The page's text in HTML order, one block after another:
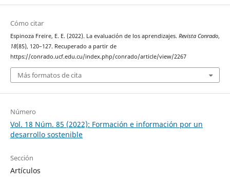
Cómo citar
Espinoza Freire, E. E. (2022). La evaluación de los aprendizajes. Revista Conrado,
18(85), 120–127. Recuperado a partir de
https://conrado.ucf.edu.cu/index.php/conrado/article/view/2267
Más formatos de cita
Número
Vol. 18 Núm. 85 (2022): Formación e información por un
desarrollo sostenible
Sección
Artículos